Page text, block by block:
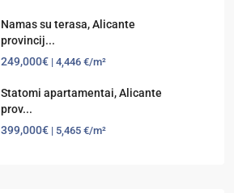
Namas su terasa, Alicante
provincij...
249,000€ | 4,446 €/m²
Statomi apartamentai, Alicante
prov...
399,000€ | 5,465 €/m²